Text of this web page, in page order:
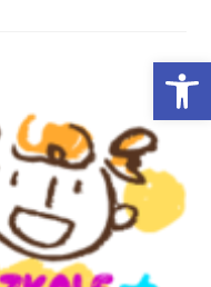
Otwórz Pasek narzędzi